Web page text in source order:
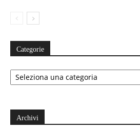
Categorie
Categorie
Archivi